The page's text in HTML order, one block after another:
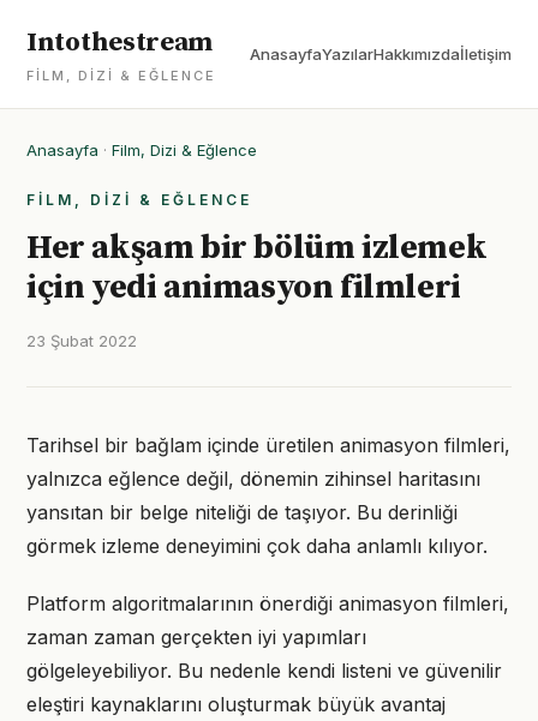
Intothestream
FILM, DIZI & EĞLENCE
AnasayfaYazılarHakkımızdaİletişim
Anasayfa · Film, Dizi & Eğlence
FILM, DIZI & EĞLENCE
Her akşam bir bölüm izlemek
için yedi animasyon filmleri
23 Şubat 2022
Tarihsel bir bağlam içinde üretilen animasyon filmleri,
yalnızca eğlence değil, dönemin zihinsel haritasını
yansıtan bir belge niteliği de taşıyor. Bu derinliği
görmek izleme deneyimini çok daha anlamlı kılıyor.
Platform algoritmalarının önerdiği animasyon filmleri,
zaman zaman gerçekten iyi yapımları
gölgeleyebiliyor. Bu nedenle kendi listeni ve güvenilir
eleştiri kaynaklarını oluşturmak büyük avantaj